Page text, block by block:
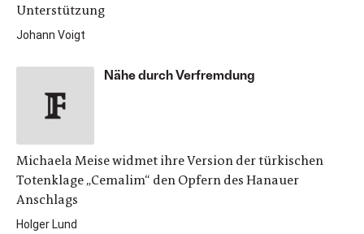
Unterstützung
Johann Voigt
Nähe durch Verfremdung
Michaela Meise widmet ihre Version der türkischen
Totenklage „Cemalim“ den Opfern des Hanauer
Anschlags
Holger Lund